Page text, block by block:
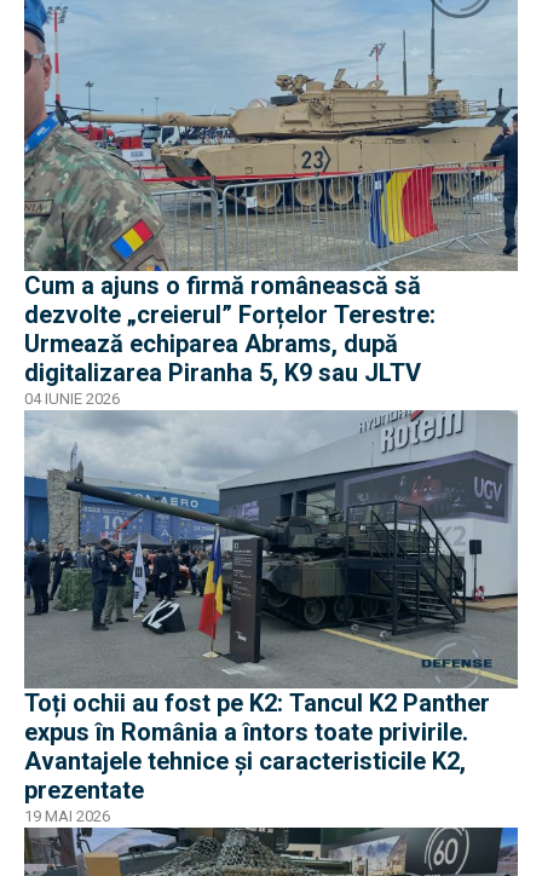
Cum a ajuns o firmă românească să
dezvolte „creierul” Forțelor Terestre:
Urmează echiparea Abrams, după
digitalizarea Piranha 5, K9 sau JLTV
04 IUNIE 2026
Toți ochii au fost pe K2: Tancul K2 Panther
expus în România a întors toate privirile.
Avantajele tehnice și caracteristicile K2,
prezentate
19 MAI 2026